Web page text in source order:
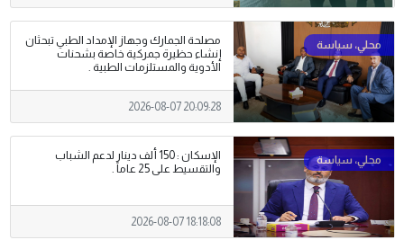
مصلحة الجمارك وجهاز الإمداد الطبي تبحثان
إنشاء حظيرة جمركية خاصة بشحنات
الأدوية والمستلزمات الطبية .
2026-08-07 20:09:28
الإسكان : 150 ألف دينار لدعم الشباب
والتقسيط على 25 عاماً .
2026-08-07 18:18:08